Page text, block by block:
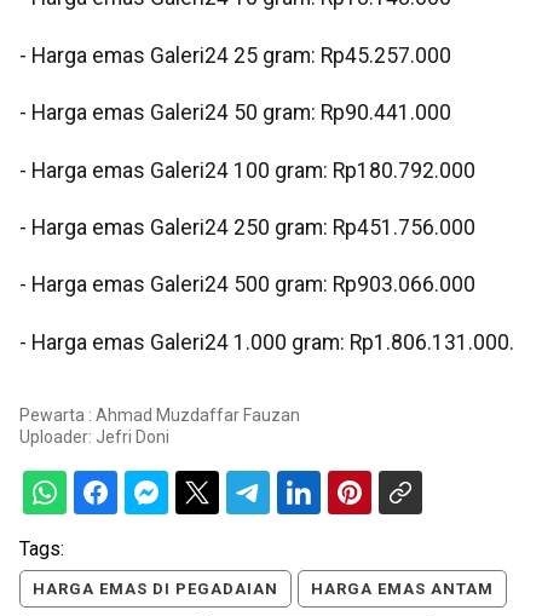
- Harga emas Galeri24 25 gram: Rp45.257.000
- Harga emas Galeri24 50 gram: Rp90.441.000
- Harga emas Galeri24 100 gram: Rp180.792.000
- Harga emas Galeri24 250 gram: Rp451.756.000
- Harga emas Galeri24 500 gram: Rp903.066.000
- Harga emas Galeri24 1.000 gram: Rp1.806.131.000.
Pewarta : Ahmad Muzdaffar Fauzan
Uploader: Jefri Doni
Tags:
HARGA EMAS DI PEGADAIAN HARGA EMAS ANTAM